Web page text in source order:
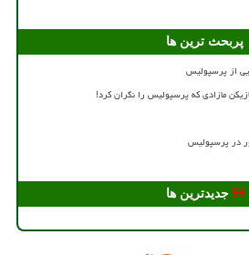
پربحث ترین ها
از پرسپولیس
مازادی که پرسپولیس را نگران کرد!
در پرسپولیس
جدیدترین ها